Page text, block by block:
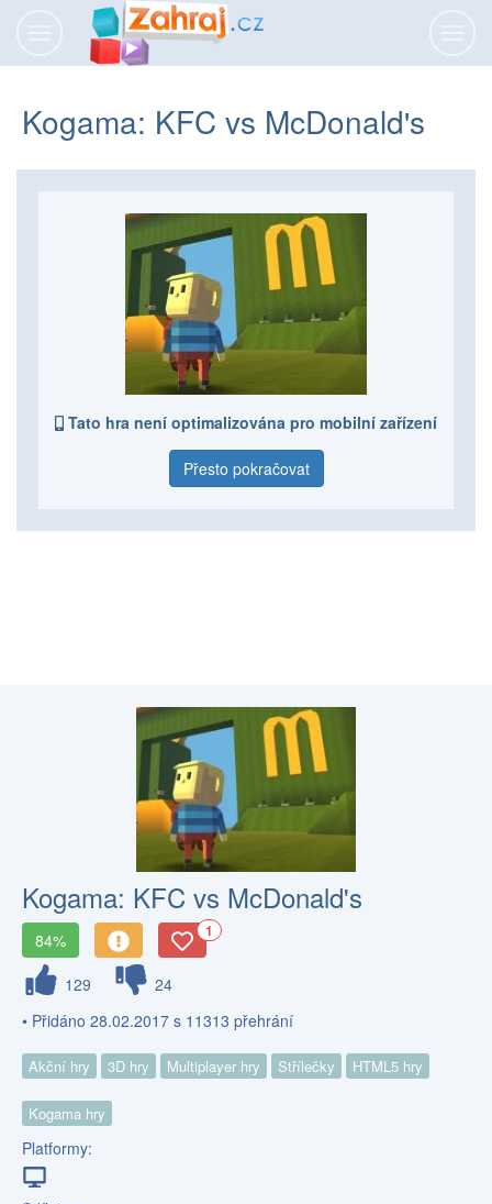
Kogama: KFC vs McDonald's
Tato hra není optimalizována pro mobilní zařízení
Přesto pokračovat
Kogama: KFC vs McDonald's
84% 1
129
24
• Přidáno 28.02.2017 s 11313 přehrání
Akční hry 3D hry Multiplayer hry Střílečky HTML5 hry
Kogama hry
Platformy: